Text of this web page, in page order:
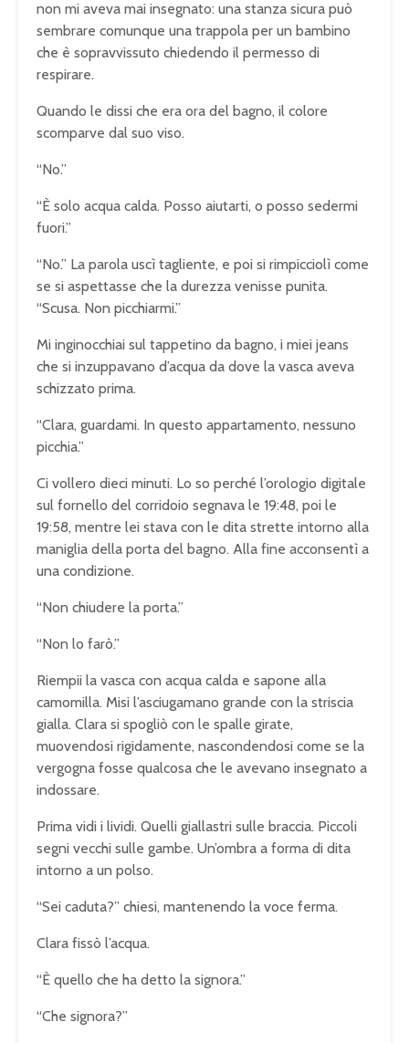
non mi aveva mai insegnato: una stanza sicura può
sembrare comunque una trappola per un bambino
che è sopravvissuto chiedendo il permesso di
respirare.
Quando le dissi che era ora del bagno, il colore
scomparve dal suo viso.
“No.”
“È solo acqua calda. Posso aiutarti, o posso sedermi
fuori.”
“No.” La parola uscì tagliente, e poi si rimpicciolì come
se si aspettasse che la durezza venisse punita.
“Scusa. Non picchiarmi.”
Mi inginocchiai sul tappetino da bagno, i miei jeans
che si inzuppavano d’acqua da dove la vasca aveva
schizzato prima.
“Clara, guardami. In questo appartamento, nessuno
picchia.”
Ci vollero dieci minuti. Lo so perché l’orologio digitale
sul fornello del corridoio segnava le 19:48, poi le
19:58, mentre lei stava con le dita strette intorno alla
maniglia della porta del bagno. Alla fine acconsentì a
una condizione.
“Non chiudere la porta.”
“Non lo farò.”
Riempii la vasca con acqua calda e sapone alla
camomilla. Misi l’asciugamano grande con la striscia
gialla. Clara si spogliò con le spalle girate,
muovendosi rigidamente, nascondendosi come se la
vergogna fosse qualcosa che le avevano insegnato a
indossare.
Prima vidi i lividi. Quelli giallastri sulle braccia. Piccoli
segni vecchi sulle gambe. Un’ombra a forma di dita
intorno a un polso.
“Sei caduta?” chiesi, mantenendo la voce ferma.
Clara fissò l’acqua.
“È quello che ha detto la signora.”
“Che signora?”